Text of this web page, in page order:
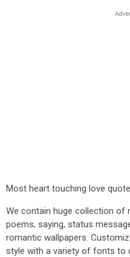
Most heart touching love
We contain huge collection of
poems, saying, status
romantic wallpapers.
style with a variety of fonts to